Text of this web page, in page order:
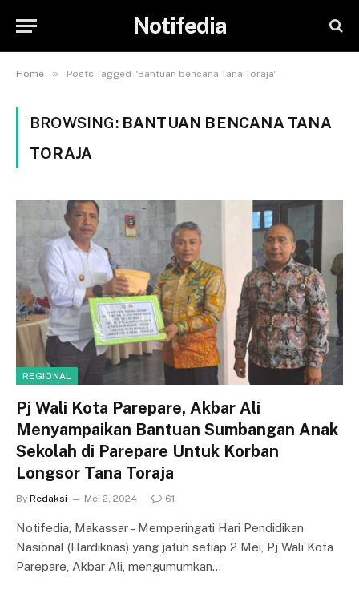
Notifedia
Home » Posts Tagged "Bantuan bencana Tana Toraja"
BROWSING: BANTUAN BENCANA TANA
TORAJA
REGIONAL
Pj Wali Kota Parepare, Akbar Ali
Menyampaikan Bantuan Sumbangan Anak
Sekolah di Parepare Untuk Korban
Longsor Tana Toraja
By Redaksi Mei 2, 2024 61
Notifedia, Makassar – Memperingati Hari Pendidikan
Nasional (Hardiknas) yang jatuh setiap 2 Mei, Pj Wali Kota
Parepare, Akbar Ali, mengumumkan…